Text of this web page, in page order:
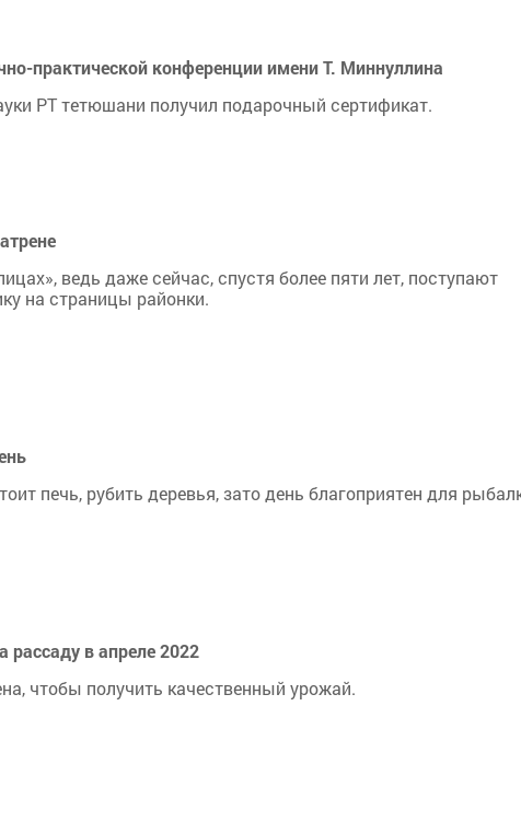
практической конференции имени Т. Миннуллина
РТ тетюшани получил подарочный сертификат.
ведь даже сейчас, спустя более пяти лет, поступают
на страницы районки.
печь, рубить деревья, зато день благоприятен для
рассаду в апреле 2022
чтобы получить качественный урожай.